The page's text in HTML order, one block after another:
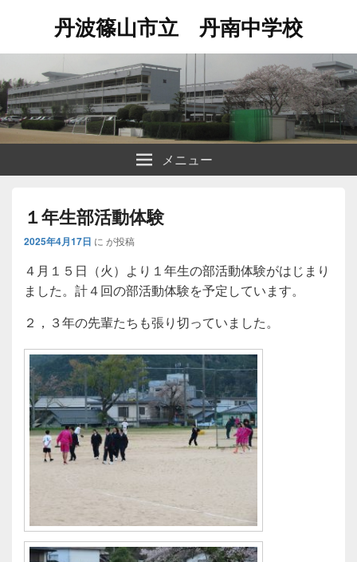
丹波篠山市立 丹南中学校
メニュー
１年生部活動体験
2025年4月17日 に が投稿
４月１５日（火）より１年生の部活動体験がはじまり
ました。計４回の部活動体験を予定しています。
２，３年の先輩たちも張り切っていました。